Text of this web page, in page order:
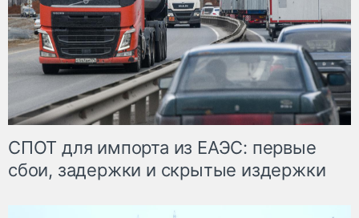
СПОТ для импорта из ЕАЭС: первые
сбои, задержки и скрытые издержки